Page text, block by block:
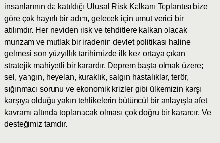
insanlarının da katıldığı Ulusal Risk Kalkanı Toplantısı bize
göre çok hayırlı bir adım, gelecek için umut verici bir
atılımdır. Her neviden risk ve tehditlere kalkan olacak
munzam ve mutlak bir iradenin devlet politikası haline
gelmesi son yüzyıllık tarihimizde ilk kez ortaya çıkan
stratejik mahiyetli bir karardır. Deprem başta olmak üzere;
sel, yangın, heyelan, kuraklık, salgın hastalıklar, terör,
sığınmacı sorunu ve ekonomik krizler gibi ülkemizin karşı
karşıya olduğu yakın tehlikelerin bütüncül bir anlayışla afet
kavramı altında toplanacak olması çok doğru bir karardır. Ve
desteğimiz tamdır.